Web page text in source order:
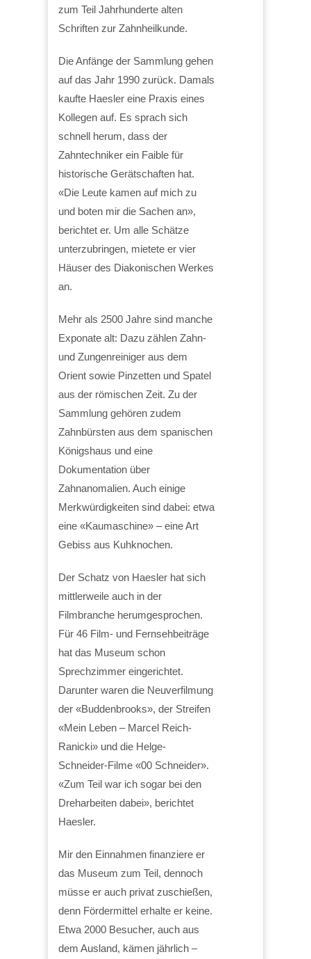
zum Teil Jahrhunderte alten
Schriften zur Zahnheilkunde.
Die Anfänge der Sammlung gehen
auf das Jahr 1990 zurück. Damals
kaufte Haesler eine Praxis eines
Kollegen auf. Es sprach sich
schnell herum, dass der
Zahntechniker ein Faible für
historische Gerätschaften hat.
«Die Leute kamen auf mich zu
und boten mir die Sachen an»,
berichtet er. Um alle Schätze
unterzubringen, mietete er vier
Häuser des Diakonischen Werkes
an.
Mehr als 2500 Jahre sind manche
Exponate alt: Dazu zählen Zahn-
und Zungenreiniger aus dem
Orient sowie Pinzetten und Spatel
aus der römischen Zeit. Zu der
Sammlung gehören zudem
Zahnbürsten aus dem spanischen
Königshaus und eine
Dokumentation über
Zahnanomalien. Auch einige
Merkwürdigkeiten sind dabei: etwa
eine «Kaumaschine» – eine Art
Gebiss aus Kuhknochen.
Der Schatz von Haesler hat sich
mittlerweile auch in der
Filmbranche herumgesprochen.
Für 46 Film- und Fernsehbeiträge
hat das Museum schon
Sprechzimmer eingerichtet.
Darunter waren die Neuverfilmung
der «Buddenbrooks», der Streifen
«Mein Leben – Marcel Reich-
Ranicki» und die Helge-
Schneider-Filme «00 Schneider».
«Zum Teil war ich sogar bei den
Dreharbeiten dabei», berichtet
Haesler.
Mir den Einnahmen finanziere er
das Museum zum Teil, dennoch
müsse er auch privat zuschießen,
denn Fördermittel erhalte er keine.
Etwa 2000 Besucher, auch aus
dem Ausland, kämen jährlich –